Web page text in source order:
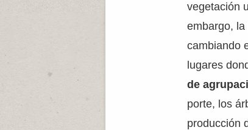
vegetación
embargo,
cambiando
lugares
de
porte, los
producción